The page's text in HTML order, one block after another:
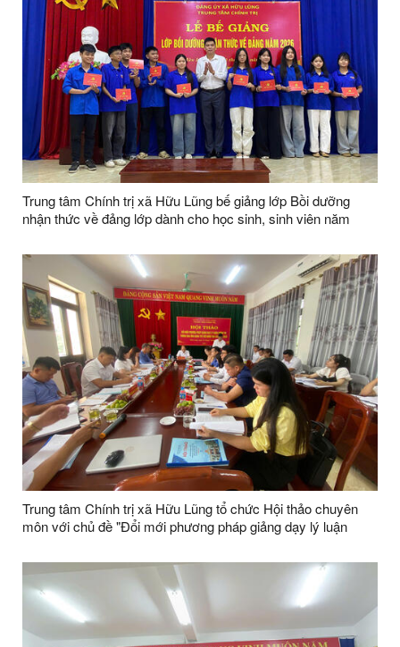
Trung tâm Chính trị xã Hữu Lũng bế giảng lớp Bồi dưỡng
nhận thức về đảng lớp dành cho học sinh, sinh viên năm
Trung tâm Chính trị xã Hữu Lũng tổ chức Hội thảo chuyên
môn với chủ đề "Đổi mới phương pháp giảng dạy lý luận